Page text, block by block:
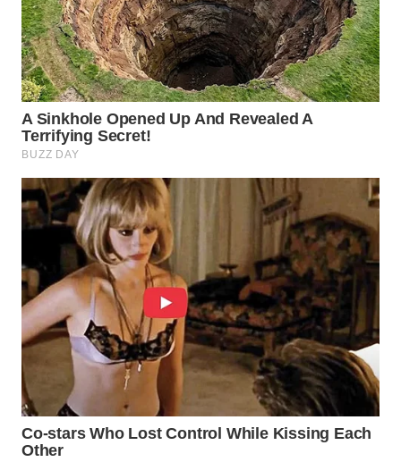
WN
CIREBON
WN
INDRAMAYU
WN
KUNINGAN
WN
MAJALENGKA
WN
SUBANG
WN
SUKABUMI
WN
PURWAKARTA